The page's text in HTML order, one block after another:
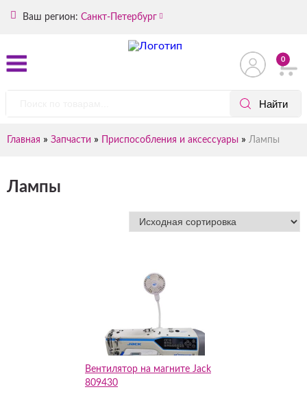
Ваш регион: Санкт-Петербург
0
Главная » Запчасти » Приспособления и аксессуары » Лампы
Лампы
Вентилятор на магните Jack
809430